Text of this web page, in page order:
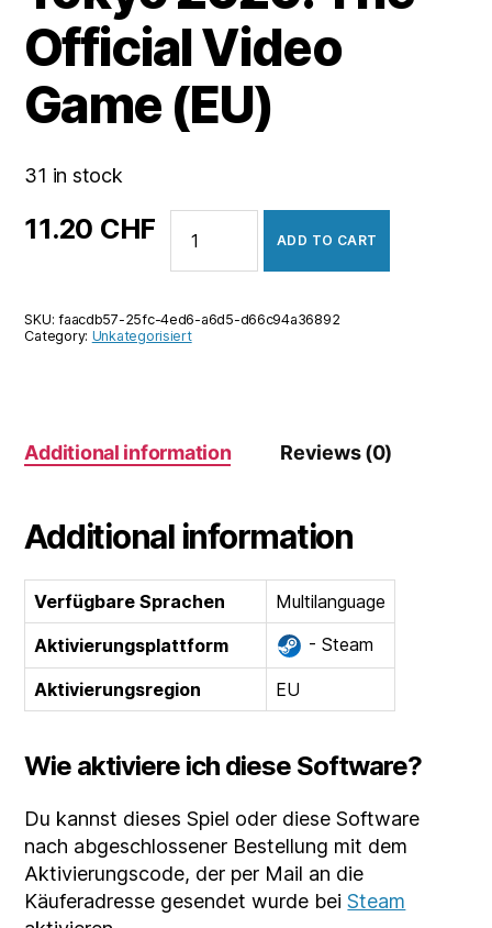
Official Video
Game (EU)
31 in stock
11.20 CHF
Games
Tokyo
The
quantity
ADD TO CART
SKU:faacdb57-25fc-4ed6-a6d5-d66c94a36892
Category: Unkategorisiert
Additional information Reviews (0)
Additional information
Verfügbare Sprachen
Multilanguage
Aktivierungsplattform
- Steam
Aktivierungsregion EU
Wie aktiviere ich diese Software?
Du kannst dieses Spiel oder diese Software
nach abgeschlossener Bestellung mit dem
Aktivierungscode, der per Mail an die
Käuferadresse gesendet wurde beiSteam